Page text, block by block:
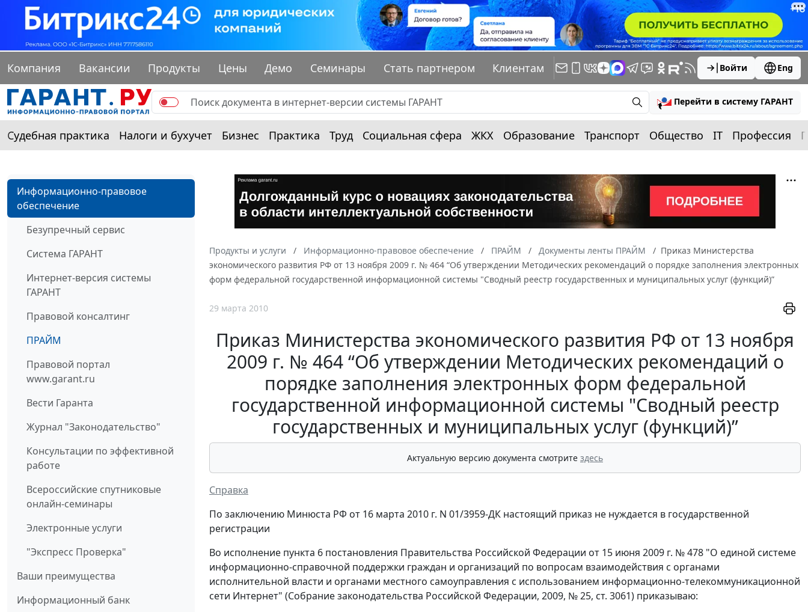
Компания Вакансии Продукты Цены Демо Семинары Стать партнером Клиентам Войти Eng
Перейти в систему ГАРАНТ
Судебная практика Налоги и бухучет Бизнес Практика Труд Социальная сфера ЖКХ Образование Транспорт Общество IT Профессия
Информационно-правовое
обеспечение
Безупречный сервис
Система ГАРАНТ
Интернет-версия системы
ГАРАНТ
Правовой консалтинг
ПРАЙМ
Правовой портал
www.garant.ru
Вести Гаранта
Журнал "Законодательство"
Консультации по эффективной
работе
Всероссийские спутниковые
онлайн-семинары
Электронные услуги
"Экспресс Проверка"
Ваши преимущества
Информационный банк
Продукты и услуги Информационно-правовое обеспечение ПРАЙМ Документы ленты ПРАЙМ
Приказ Министерства
экономического развития РФ от 13 ноября 2009 г. № 464 “Об утверждении Методических рекомендаций о порядке заполнения электронных
форм федеральной государственной информационной системы "Сводный реестр государственных и муниципальных услуг (функций)”
29 марта 2010
Приказ Министерства экономического развития РФ от 13 ноября
2009 г. № 464 “Об утверждении Методических рекомендаций о
порядке заполнения электронных форм федеральной
государственной информационной системы "Сводный реестр
государственных и муниципальных услуг (функций)”
Актуальную версию документа смотрите здесь
Справка
По заключению Минюста РФ от 16 марта 2010 г. N 01/3959-ДК настоящий приказ не нуждается в государственной
регистрации
Во исполнение пункта 6 постановления Правительства Российской Федерации от 15 июня 2009 г. № 478 "О единой системе
информационно-справочной поддержки граждан и организаций по вопросам взаимодействия с органами
исполнительной власти и органами местного самоуправления с использованием информационно-телекоммуникационной
сети Интернет" (Собрание законодательства Российской Федерации, 2009, № 25, ст. 3061) приказываю: